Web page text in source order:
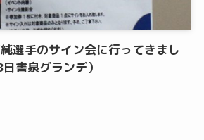
選手のサイン会に行ってきまし
書泉グランデ）